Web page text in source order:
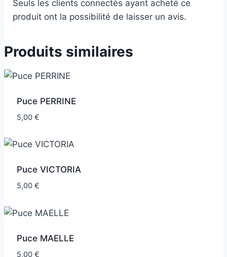
Seuls les clients connectés ayant acheté ce
produit ont la possibilité de laisser un avis.
Produits similaires
Puce PERRINE
5,00 €
Puce VICTORIA
5,00 €
Puce MAELLE
5,00 €